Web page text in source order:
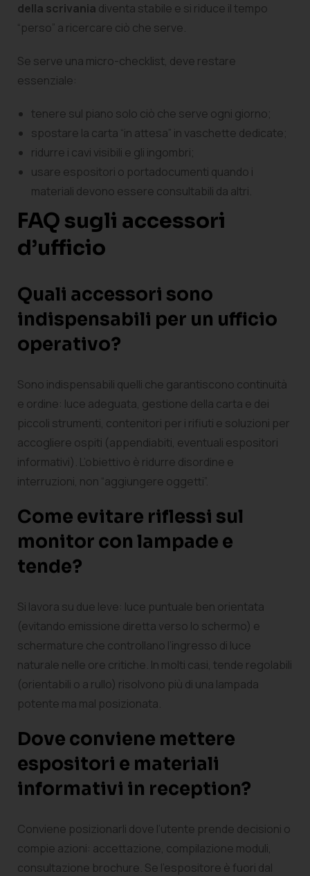
della scrivania diventa stabile e si riduce il tempo
“perso” a ricercare ciò che serve.
Se serve una micro-checklist, deve restare
essenziale:
tenere sul piano solo ciò che serve ogni giorno;
spostare la carta “in attesa” in vaschette dedicate;
ridurre i cavi visibili e gli ingombri;
usare espositori o portadocumenti quando i
materiali devono essere consultabili da altri.
FAQ sugli accessori
d’ufficio
Quali accessori sono
indispensabili per un ufficio
operativo?
Sono indispensabili quelli che garantiscono continuità
e ordine: luce adeguata, gestione della carta e dei
piccoli strumenti, contenitori per i rifiuti e soluzioni per
accogliere ospiti (appendiabiti, eventuali espositori
informativi). L’obiettivo è ridurre disordine e
interruzioni, non “aggiungere oggetti”.
Come evitare riflessi sul
monitor con lampade e
tende?
Si lavora su due leve: luce puntuale ben orientata
(evitando emissione diretta verso lo schermo) e
schermature che controllano l’ingresso di luce
naturale nelle ore critiche. In molti casi, tende regolabili
(orientabili o a rullo) risolvono più di una lampada
potente ma mal posizionata.
Dove conviene mettere
espositori e materiali
informativi in reception?
Conviene posizionarli dove l’utente prende decisioni o
compie azioni: accettazione, compilazione moduli,
consultazione brochure. Se l’espositore è fuori dal